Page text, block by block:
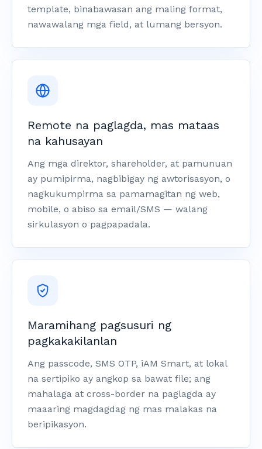
template, binabawasan ang maling format,
nawawalang mga field, at lumang bersyon.
Remote na paglagda, mas mataas
na kahusayan
Ang mga direktor, shareholder, at pamunuan
ay pumipirma, nagbibigay ng awtorisasyon, o
nagkukumpirma sa pamamagitan ng web,
mobile, o abiso sa email/SMS — walang
sirkulasyon o pagpapadala.
Maramihang pagsusuri ng
pagkakakilanlan
Ang passcode, SMS OTP, iAM Smart, at lokal
na sertipiko ay angkop sa bawat file; ang
mahalaga at cross-border na paglagda ay
maaaring magdagdag ng mas malakas na
beripikasyon.